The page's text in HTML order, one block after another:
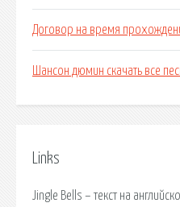
Договор на время
Шансон дюмин скачать все
Links
Jingle Bells – текст на